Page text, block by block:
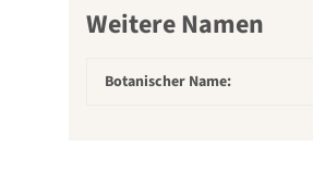
Weitere Namen
Botanischer Name: